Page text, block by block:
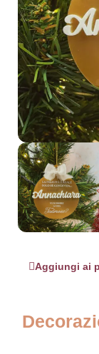
Aggiungi ai